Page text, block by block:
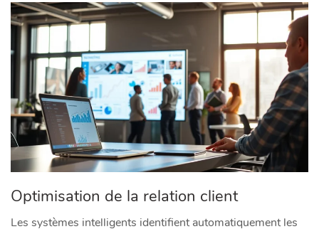
Optimisation de la relation client
Les systèmes intelligents identifient automatiquement les